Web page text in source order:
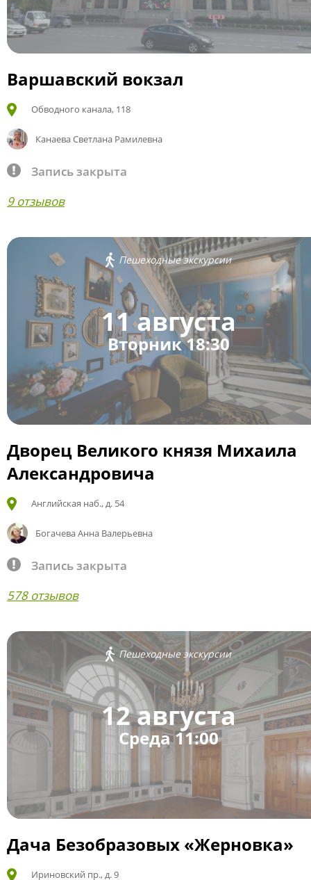
Варшавский вокзал
Обводного канала, 118
Канаева Светлана Рамилевна
Запись закрыта
9 отзывов
Пешеходные экскурсии
11 августа
Вторник 18:30
Дворец Великого князя Михаила
Александровича
Английская наб., д. 54
Богачева Анна Валерьевна
Запись закрыта
578 отзывов
Пешеходные экскурсии
12 августа
Среда 11:00
Дача Безобразовых «Жерновка»
Ириновский пр., д. 9